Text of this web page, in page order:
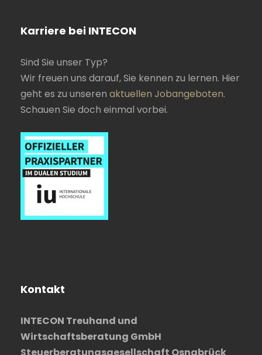
Karriere bei INTECON
Sind Sie unser Typ?
Wir freuen uns darauf, Sie kennen zu lernen. Hier
geht es zu unseren aktuellen Jobangeboten.
Schauen Sie doch einmal vorbei.
Kontakt
INTECON Treuhand und
Wirtschaftsberatung GmbH